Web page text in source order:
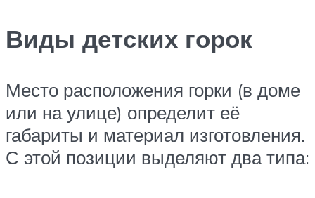
Виды детских горок
Место расположения горки (в доме
или на улице) определит её
габариты и материал изготовления.
С этой позиции выделяют два типа: